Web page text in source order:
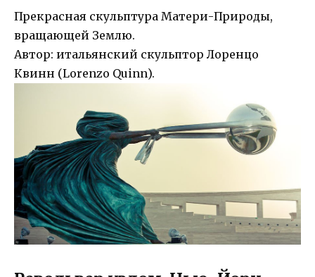
Прекрасная скульптура Матери-Природы,
вращающей Землю.
Автор: итальянский скульптор Лоренцо
Квинн (Lorenzo Quinn).